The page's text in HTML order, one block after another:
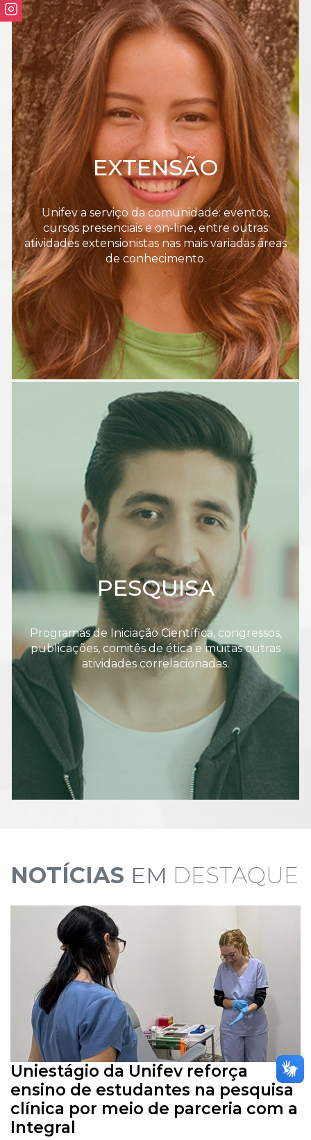
EXTENSÃO
Unifev a serviço da comunidade: eventos,
cursos presenciais e on-line, entre outras
atividades extensionistas nas mais variadas áreas
de conhecimento.
PESQUISA
Programas de Iniciação Científica, congressos,
publicações, comitês de ética e muitas outras
atividades correlacionadas.
NOTÍCIAS EM DESTAQUE
Uniestágio da Unifev reforça
ensino de estudantes na pesquisa
clínica por meio de parceria com a
Integral